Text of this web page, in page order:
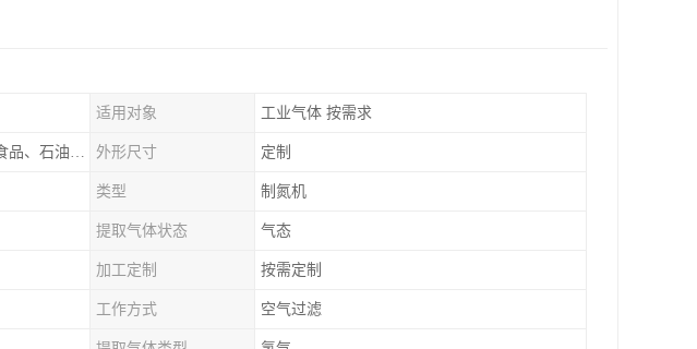
适用对象 工业气体 按需求
机械、电子、化工、玻璃、冶金、食品、石油、电力等行业领域 外形尺寸 定制
类型 制氮机
提取气体状态 气态
加工定制 按需定制
工作方式 空气过滤